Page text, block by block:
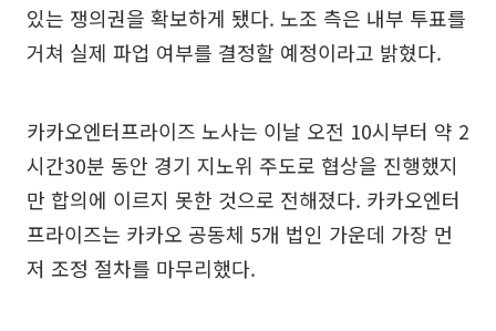
있는 쟁의권을 확보하게 됐다. 노조 측은 내부 투표를
거쳐 실제 파업 여부를 결정할 예정이라고 밝혔다.
카카오엔터프라이즈 노사는 이날 오전 10시부터 약 2
시간30분 동안 경기 지노위 주도로 협상을 진행했지
만 합의에 이르지 못한 것으로 전해졌다. 카카오엔터
프라이즈는 카카오 공동체 5개 법인 가운데 가장 먼
저 조정 절차를 마무리했다.